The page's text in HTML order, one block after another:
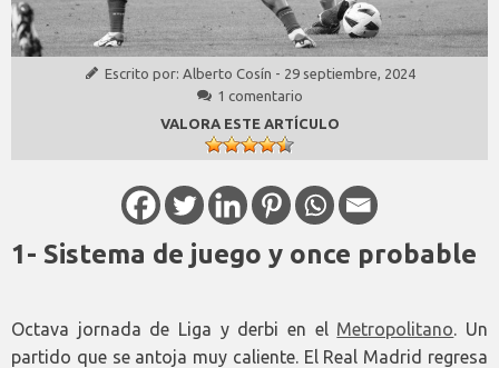
Escrito por: Alberto Cosín - 29 septiembre, 2024
1 comentario
VALORA ESTE ARTÍCULO
1- Sistema de juego y once probable
Octava jornada de Liga y derbi en el Metropolitano. Un
partido que se antoja muy caliente. El Real Madrid regresa